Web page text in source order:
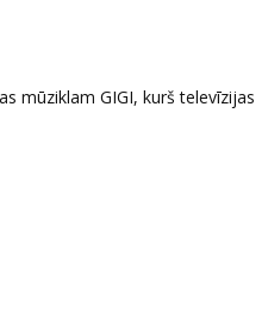
mūziklam GIGI, kurš televīzijas